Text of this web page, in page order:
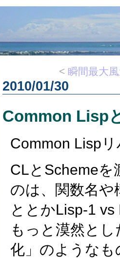
< 瞬間最大
2010/01/30
Common Lisp
Common Lisp
CLとSchemeを
のは、関数名や
ととかLisp-1
もっと漠然と
化」のような